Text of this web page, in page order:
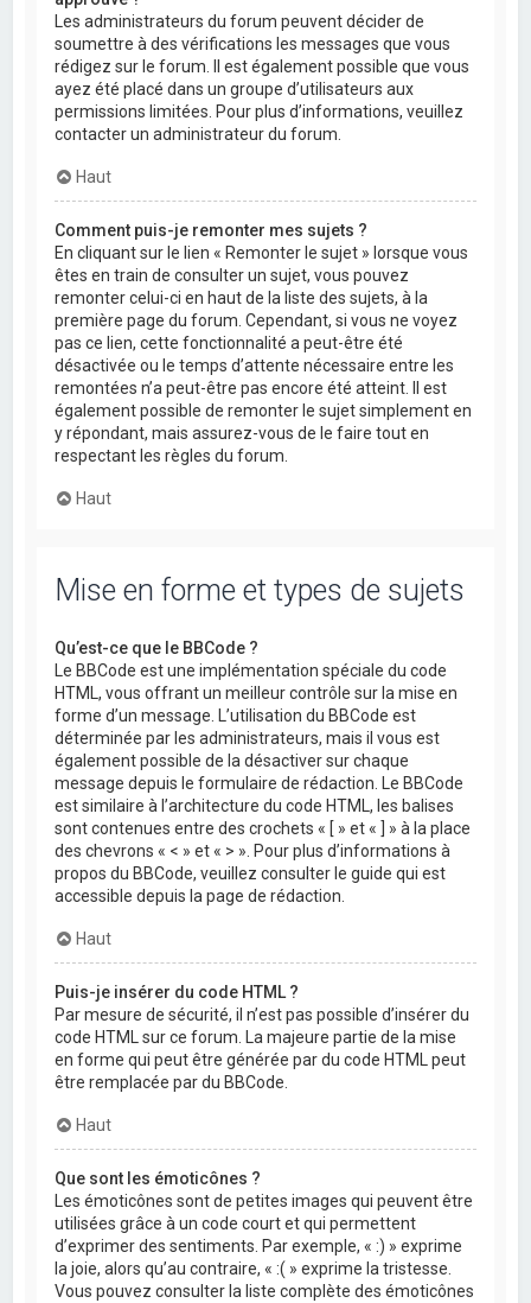
Les administrateurs du forum peuvent décider de
soumettre à des vérifications les messages que vous
rédigez sur le forum. Il est également possible que vous
ayez été placé dans un groupe d’utilisateurs aux
permissions limitées. Pour plus d’informations, veuillez
contacter un administrateur du forum.
Haut
Comment puis-je remonter mes sujets ?
En cliquant sur le lien « Remonter le sujet » lorsque vous
êtes en train de consulter un sujet, vous pouvez
remonter celui-ci en haut de la liste des sujets, à la
première page du forum. Cependant, si vous ne voyez
pas ce lien, cette fonctionnalité a peut-être été
désactivée ou le temps d’attente nécessaire entre les
remontées n’a peut-être pas encore été atteint. Il est
également possible de remonter le sujet simplement en
y répondant, mais assurez-vous de le faire tout en
respectant les règles du forum.
Haut
Mise en forme et types de sujets
Qu’est-ce que le BBCode ?
Le BBCode est une implémentation spéciale du code
HTML, vous offrant un meilleur contrôle sur la mise en
forme d’un message. L’utilisation du BBCode est
déterminée par les administrateurs, mais il vous est
également possible de la désactiver sur chaque
message depuis le formulaire de rédaction. Le BBCode
est similaire à l’architecture du code HTML, les balises
sont contenues entre des crochets « [ » et « ] » à la place
des chevrons « < » et « > ». Pour plus d’informations à
propos du BBCode, veuillez consulter le guide qui est
accessible depuis la page de rédaction.
Haut
Puis-je insérer du code HTML ?
Par mesure de sécurité, il n’est pas possible d’insérer du
code HTML sur ce forum. La majeure partie de la mise
en forme qui peut être générée par du code HTML peut
être remplacée par du BBCode.
Haut
Que sont les émoticônes ?
Les émoticônes sont de petites images qui peuvent être
utilisées grâce à un code court et qui permettent
d’exprimer des sentiments. Par exemple, « :) » exprime
la joie, alors qu’au contraire, « :( » exprime la tristesse.
Vous pouvez consulter la liste complète des émoticônes